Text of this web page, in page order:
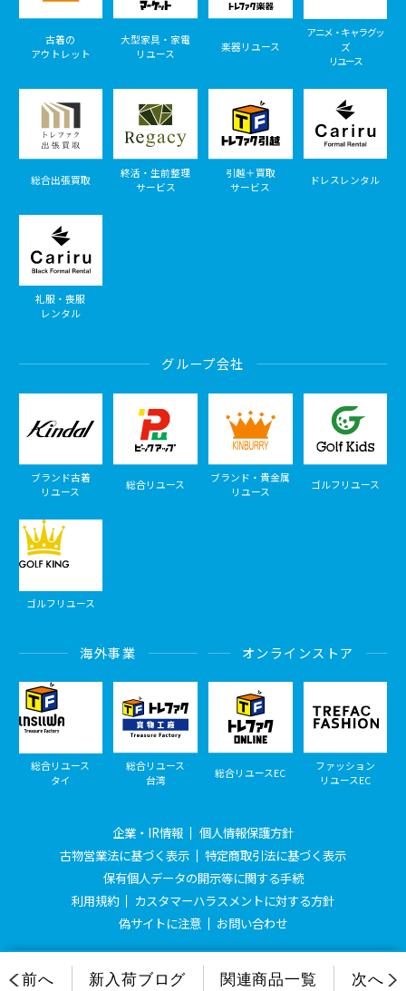
古着の
アウトレット
大型家具・家電
リユース
楽器リユース
アニメ・キャラグッ
ズ
リユース
総合出張買取
終活・生前整理
サービス
引越＋買取
サービス
ドレスレンタル
礼服・喪服
レンタル
グループ会社
ブランド古着
リユース
総合リユース
ブランド・貴金属
リユース
ゴルフリユース
ゴルフリユース
海外事業
総合リユース
タイ
総合リユース
台湾
オンラインストア
総合リユースEC
ファッション
リユースEC
企業・IR情報
個人情報保護方針
古物営業法に基づく表示
特定商取引法に基づく表示
保有個人データの開示等に関する手続
利用規約
カスタマーハラスメントに対する方針
偽サイトに注意
お問い合わせ
© Treasure Factory, All Rights Reserved.
前へ 新入荷ブログ 関連商品一覧 次へ